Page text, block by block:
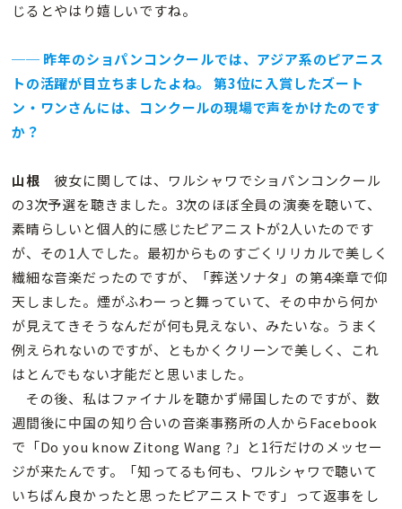
じるとやはり嬉しいですね。
── 昨年のショパンコンクールでは、アジア系のピアニス
トの活躍が目立ちましたよね。 第3位に入賞したズート
ン・ワンさんには、コンクールの現場で声をかけたのです
か？
山根 彼女に関しては、ワルシャワでショパンコンクール
の3次予選を聴きました。3次のほぼ全員の演奏を聴いて、
素晴らしいと個人的に感じたピアニストが2人いたのです
が、その1人でした。最初からものすごくリリカルで美しく
繊細な音楽だったのですが、「葬送ソナタ」の第4楽章で仰
天しました。煙がふわーっと舞っていて、その中から何か
が見えてきそうなんだが何も見えない、みたいな。うまく
例えられないのですが、ともかくクリーンで美しく、これ
はとんでもない才能だと思いました。
その後、私はファイナルを聴かず帰国したのですが、数
週間後に中国の知り合いの音楽事務所の人からFacebook
で「Do you know Zitong Wang ?」と1行だけのメッセー
ジが来たんです。「知ってるも何も、ワルシャワで聴いて
いちばん良かったと思ったピアニストです」って返事をし